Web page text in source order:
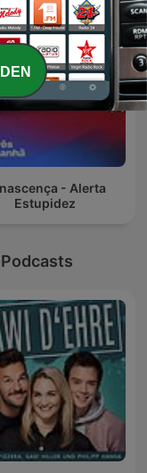
- Alerta
Estupidez